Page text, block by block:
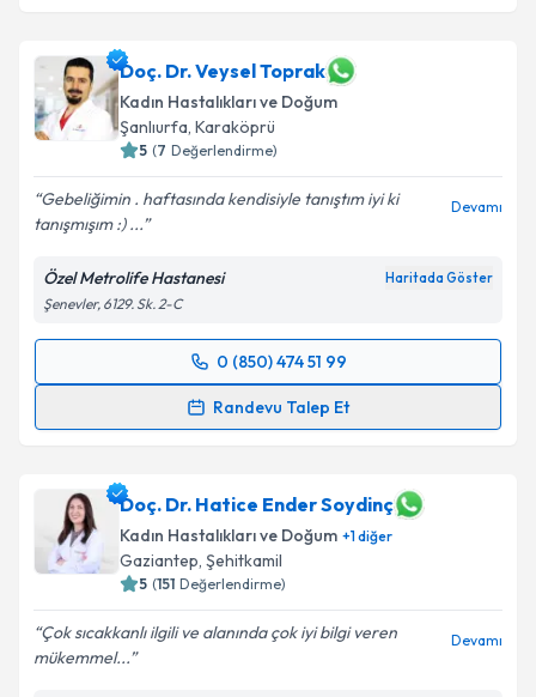
Doç. Dr. Veysel Toprak
Kadın Hastalıkları ve Doğum
Şanlıurfa, Karaköprü
5 (7 Değerlendirme)
Gebeliğimin . haftasında kendisiyle tanıştım iyi ki
tanışmışım :) ...
Devamı
Özel Metrolife Hastanesi Haritada Göster
Şenevler, 6129. Sk. 2-C
0 (850) 474 51 99
Randevu Talep Et
Randevu Takvimi Talebi
takvim hazırlandığında e-posta ile bilgilendireceğiz.
E-posta Adresiniz
Kişisel verilerimin işlenmesine ilişkin
Doç. Dr. Hatice Ender Soydinç
Kadın Hastalıkları ve Doğum +1diğer
Gaziantep, Şehitkamil
5 (151 Değerlendirme)
Çok sıcakkanlı ilgili ve alanında çok iyi bilgi veren
mükemmel...
Devamı